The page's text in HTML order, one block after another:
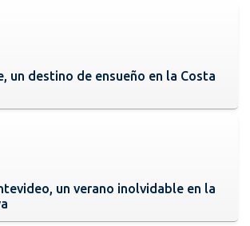
un destino de ensueño en la Costa
un verano inolvidable en la